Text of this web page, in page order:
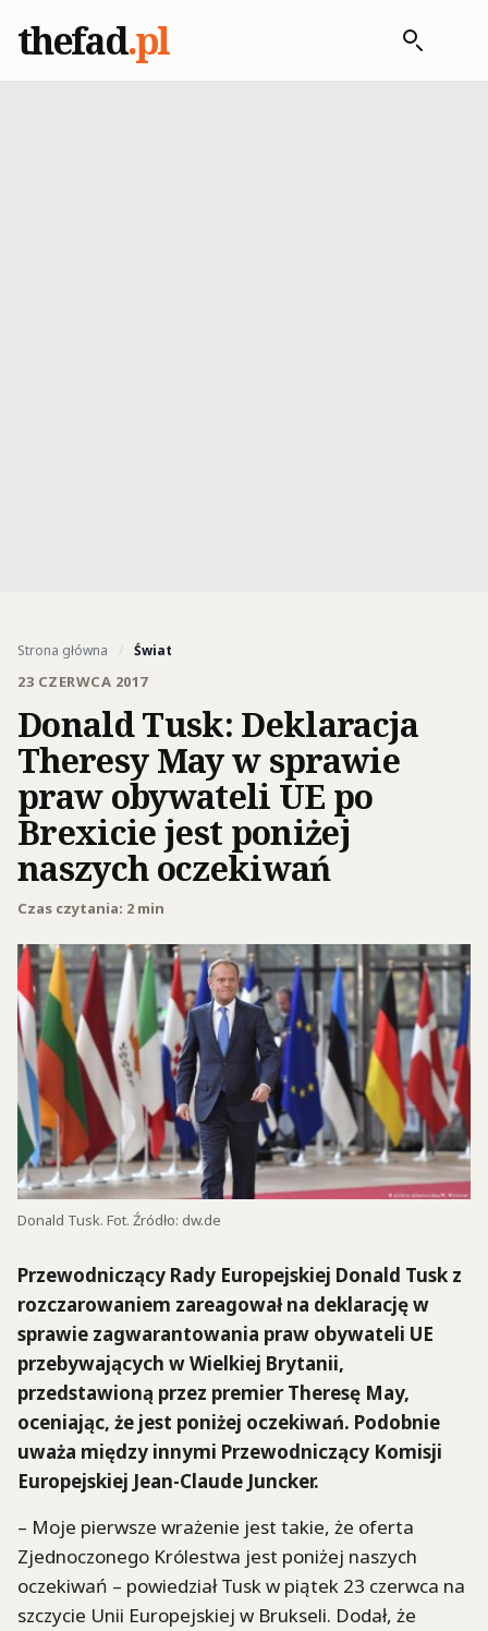
thefad.pl
Strona główna / Świat
23 CZERWCA 2017
Donald Tusk: Deklaracja
Theresy May w sprawie
praw obywateli UE po
Brexicie jest poniżej
naszych oczekiwań
Czas czytania: 2 min
Donald Tusk. Fot. Źródło: dw.de
Przewodniczący Rady Europejskiej Donald Tusk z
rozczarowaniem zareagował na deklarację w
sprawie zagwarantowania praw obywateli UE
przebywających w Wielkiej Brytanii,
przedstawioną przez premier Theresę May,
oceniając, że jest poniżej oczekiwań. Podobnie
uważa między innymi Przewodniczący Komisji
Europejskiej Jean-Claude Juncker.
– Moje pierwsze wrażenie jest takie, że oferta
Zjednoczonego Królestwa jest poniżej naszych
oczekiwań – powiedział Tusk w piątek 23 czerwca na
szczycie Unii Europejskiej w Brukseli. Dodał, że